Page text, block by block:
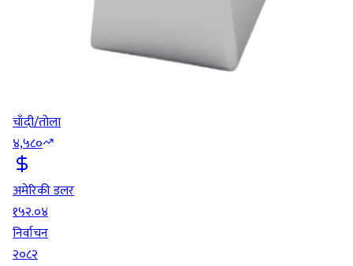
चाँदी/तोला
४,५८०
अमेरिकी डलर
१५२.०४
निर्वाचन
२०८२